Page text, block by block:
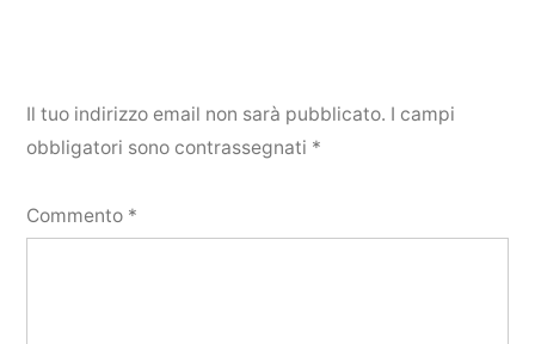
Il tuo indirizzo email non sarà pubblicato. I campi
obbligatori sono contrassegnati *
Commento *